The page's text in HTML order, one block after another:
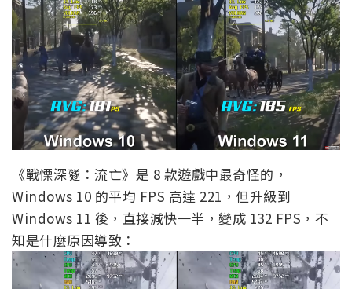
《戰慄深隧：流亡》是 8 款遊戲中最奇怪的，
Windows 10 的平均 FPS 高達 221，但升級到
Windows 11 後，直接減快一半，變成 132 FPS，不
知是什麼原因導致：